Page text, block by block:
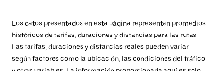
Los datos presentados en esta página representan promedios
históricos de tarifas, duraciones y distancias para las rutas.
Las tarifas, duraciones y distancias reales pueden variar
según factores como la ubicación, las condiciones del tráfico